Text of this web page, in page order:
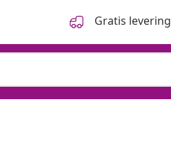
Gratis levering
Naturlig og sort